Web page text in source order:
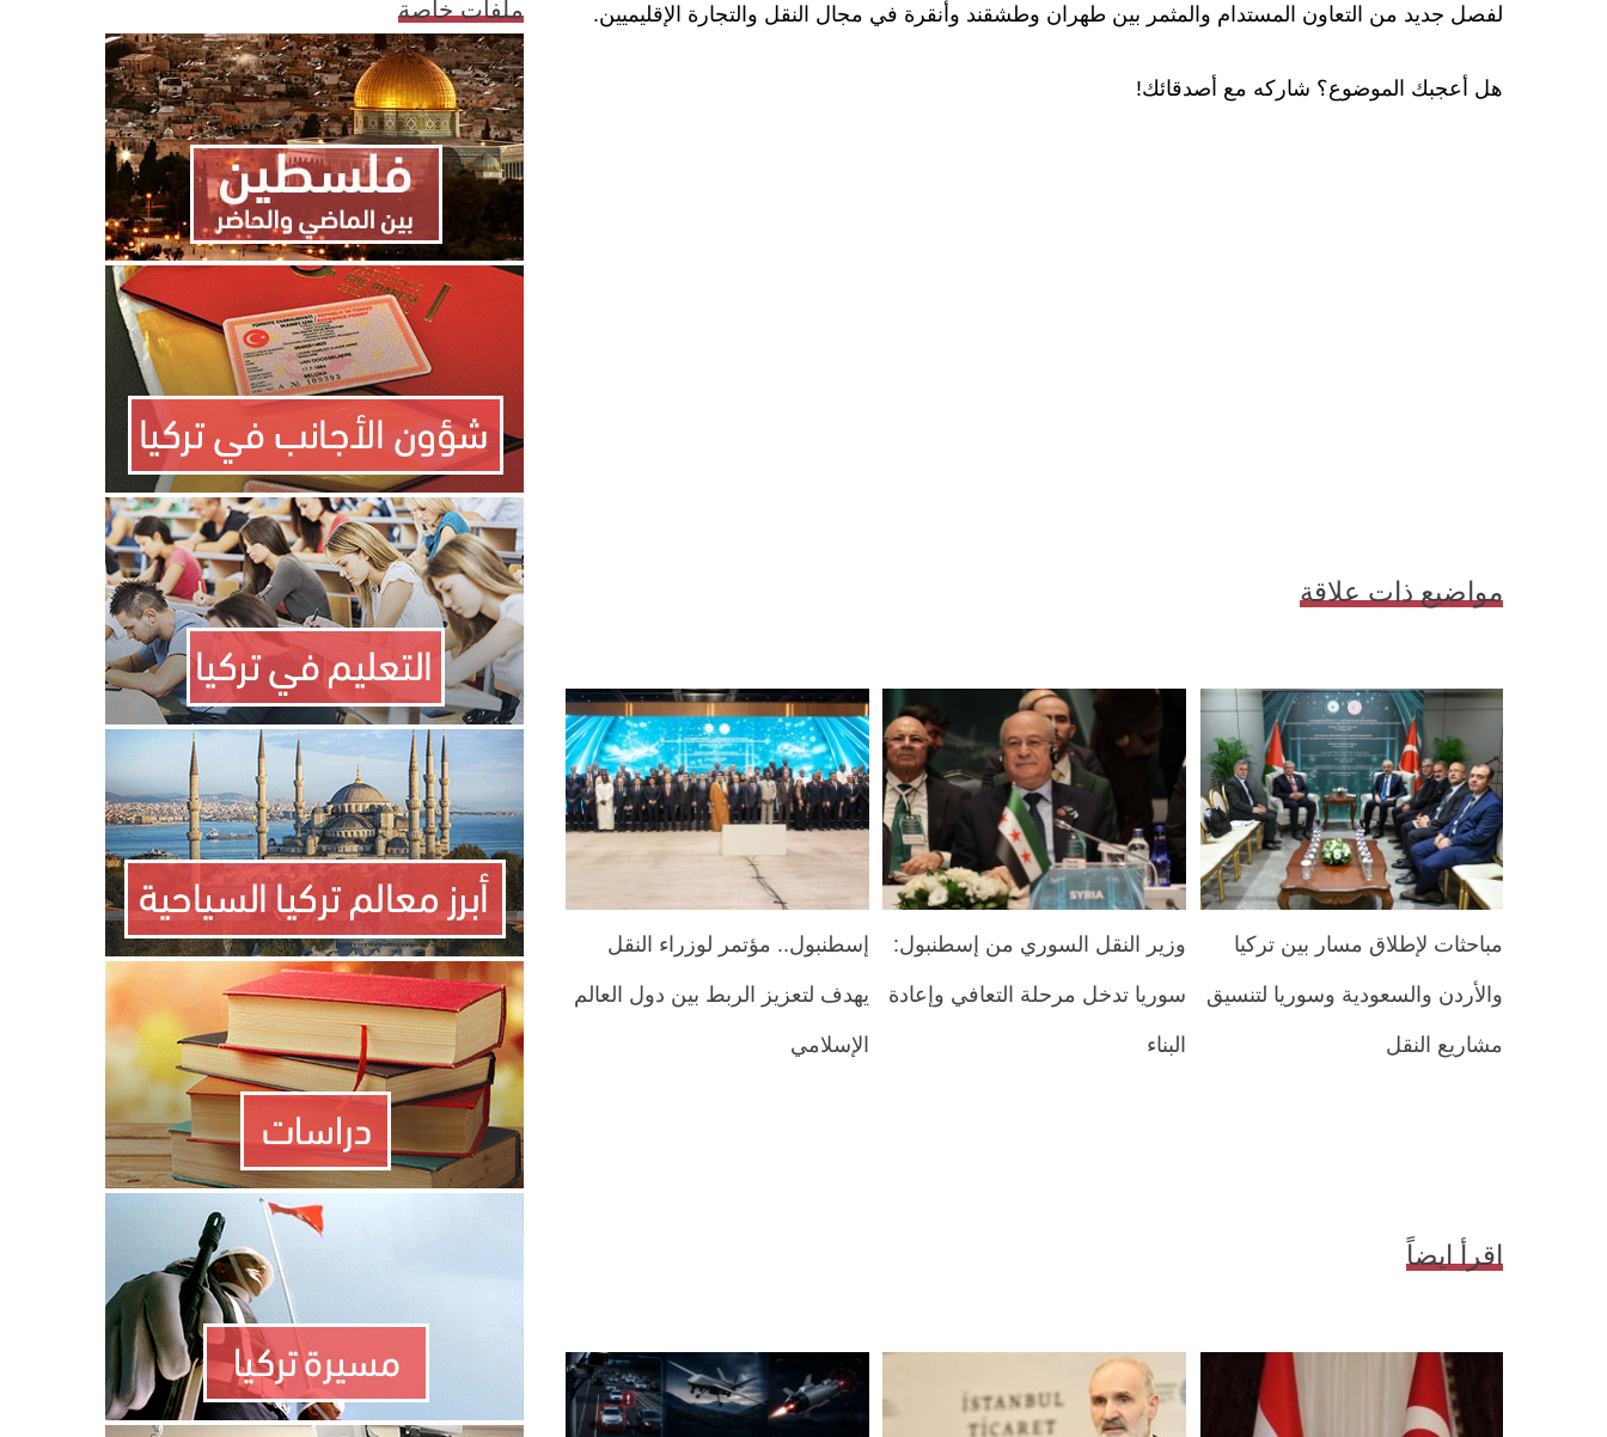
لفصل جديد من التعاون المستدام والمثمر بين طهران وطشقند وأنقرة في مجال النقل والتجارة الإقليميين.
هل أعجبك الموضوع؟ شاركه مع أصدقائك!
مواضيع ذات علاقة
مباحثات لإطلاق مسار بين تركيا
والأردن والسعودية وسوريا لتنسيق
مشاريع النقل
وزير النقل السوري من إسطنبول:
سوريا تدخل مرحلة التعافي وإعادة
البناء
إسطنبول.. مؤتمر لوزراء النقل
يهدف لتعزيز الربط بين دول العالم
الإسلامي
اقرأ ايضاً
ملفات خاصة